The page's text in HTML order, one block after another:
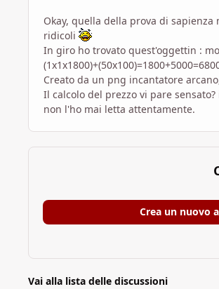
Okay, quella della prova di
ridicoli
In giro ho trovato quest'oggettin :
Creato da un png incantatore
Il calcolo del prezzo vi pare
non l'ho mai letta attentamente.
Crea un nuovo
Vai alla lista delle discussioni